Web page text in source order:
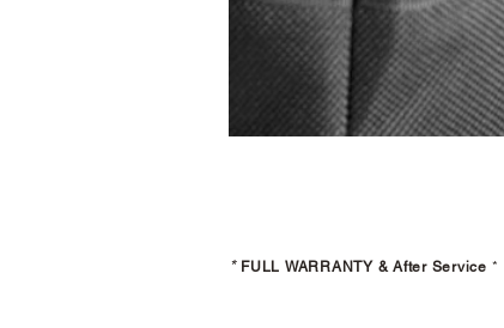
* FULL WARRANTY & After Service *